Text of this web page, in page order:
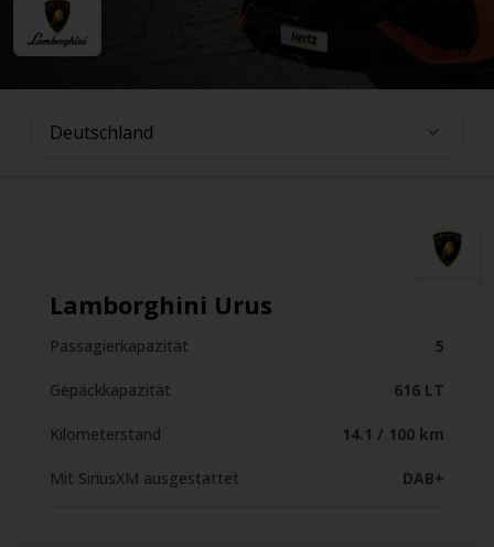
Lamborghini Urus
Passagierkapazität 5
Gepäckkapazität 616 LT
Kilometerstand 14.1 / 100 km
Mit SiriusXM ausgestattet DAB+